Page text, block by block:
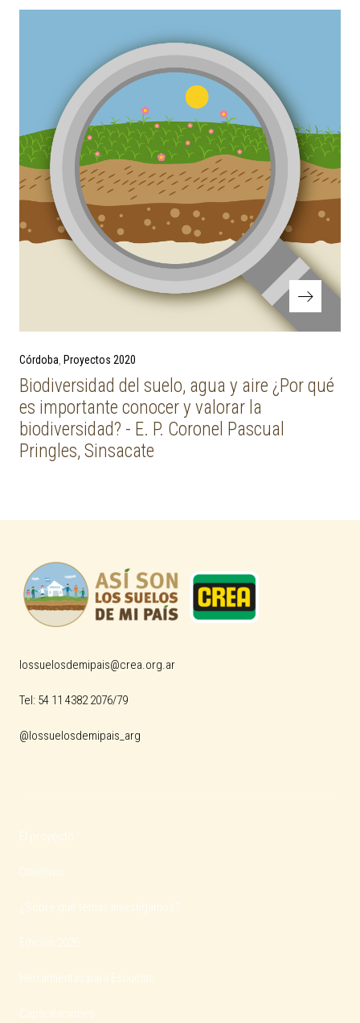
Next Post
Córdoba Proyectos 2020
Biodiversidad del suelo, agua y aire ¿Por qué
es importante conocer y valorar la
biodiversidad? - E. P. Coronel Pascual
Pringles, Sinsacate
lossuelosdemipais@crea.org.ar
Tel: 54 11 4382 2076/79
@lossuelosdemipais_arg
El proyecto
Objetivos
¿Sobre qué temas investigamos?
Edición 2026
Herramientas para Escuelas
Capacitaciones